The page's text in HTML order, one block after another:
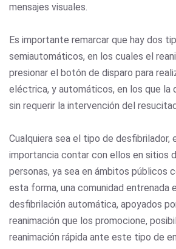
mensajes visuales.
Es importante remarcar que hay dos
semiautomáticos, en los cuales el
presionar el botón de disparo para
eléctrica, y automáticos, en los que la
sin requerir la intervención del
Cualquiera sea el tipo de desfibrilador,
importancia contar con ellos en sitios
personas, ya sea en ámbitos públicos
esta forma, una comunidad entrenada
desfibrilación automática, apoyados
reanimación que los promocione,
reanimación rápida ante este tipo de